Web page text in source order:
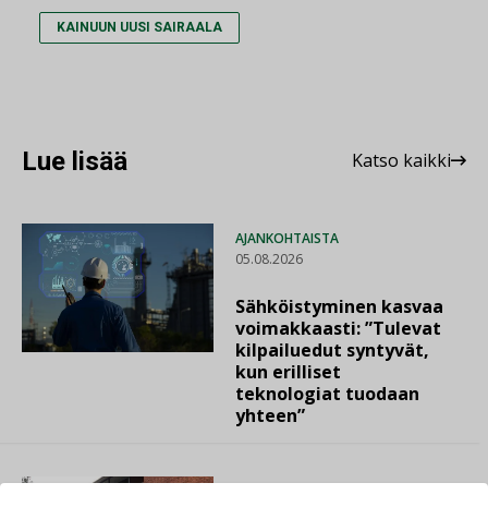
KAINUUN UUSI SAIRAALA
Lue lisää Katso kaikki
AJANKOHTAISTA
05.08.2026
Sähköistyminen kasvaa
voimakkaasti: ”Tulevat
kilpailuedut syntyvät,
kun erilliset
teknologiat tuodaan
yhteen”